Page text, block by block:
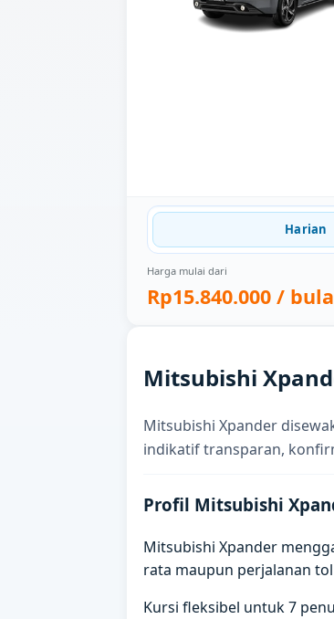
Harian
Harga mulai dari
Rp15.840.000 /
Mitsubishi
Mitsubishi Xpander
indikatif transparan,
Profil Mitsubishi
Mitsubishi Xpander
rata maupun perjalanan
Kursi fleksibel untuk 7